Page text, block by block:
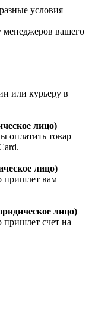
условия
менеджеров вашего
или курьеру в
лицо)
оплатить товар
лицо)
пришлет вам
лицо)
пришлет счет на